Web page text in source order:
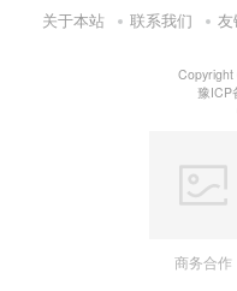
关于本站 联系我们
豫ICP
商务合作